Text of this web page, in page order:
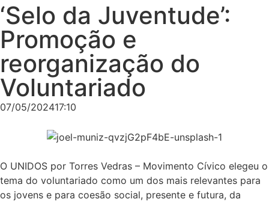
‘Selo da Juventude’:
Promoção e
reorganização do
Voluntariado
07/05/202417:10
O UNIDOS por Torres Vedras – Movimento Cívico elegeu o
tema do voluntariado como um dos mais relevantes para
os jovens e para coesão social, presente e futura, da